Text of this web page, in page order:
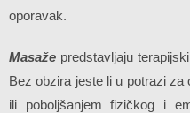
oporavak.
Masaže predstavljaju
Bez obzira jeste li u potrazi
ili poboljšanjem fizičkog i